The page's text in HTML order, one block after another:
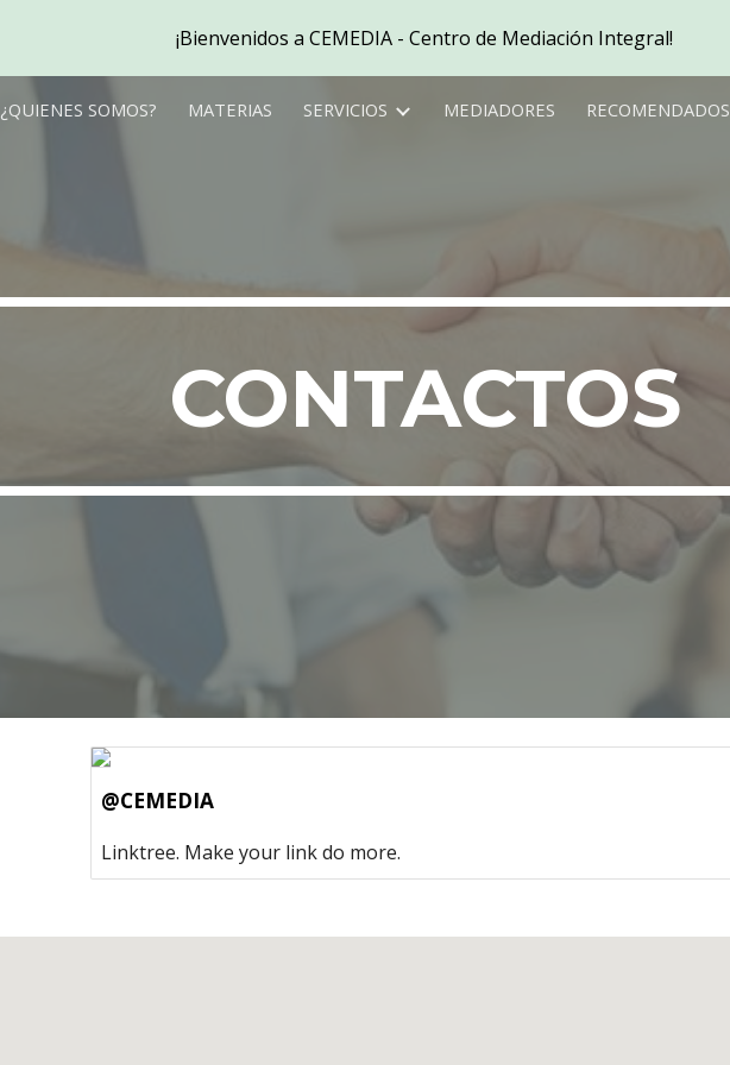
Skip to main content Skip to navigation
¡Bienvenidos a CEMEDIA - Centro de Mediación Integral!
¿QUIENES SOMOS? MATERIAS SERVICIOS MEDIADORES RECOMENDADOS
CONTACTOS
@CEMEDIA
Linktree. Make your link do more.